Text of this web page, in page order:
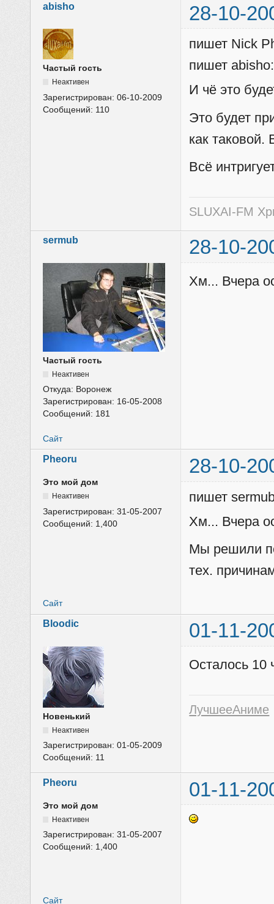
abisho 28-10-
Частый гость
Неактивен
Зарегистрирован:06-10-2009
Сообщений: 110
пишет Nick
пишет abisho:
И чё это
Это будет
как
Всё
SLUXAI-FM
sermub 28-10-
Частый гость
Неактивен
Откуда: Воронеж
Зарегистрирован: 16-05-2008
Сообщений: 181
Хм... Вчера
Сайт
Pheoru 28-10-
Это мой дом
Неактивен
Зарегистрирован:31-05-2007
Сообщений: 1,400
пишет
Хм... Вчера
Мы решили
тех.
Сайт
Bloodic 01-11-
Новенький
Неактивен
Зарегистрирован:01-05-2009
Сообщений: 11
Осталось 10
ЛучшееАниме
Pheoru 01-11-
Это мой дом
Неактивен
Зарегистрирован:31-05-2007
Сообщений: 1,400
Сайт